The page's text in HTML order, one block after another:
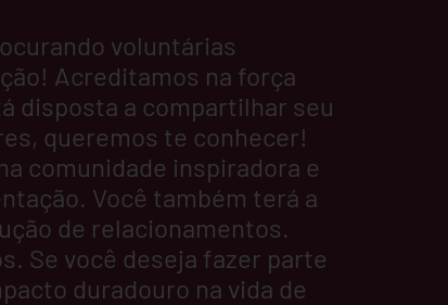
voluntárias
Acreditamos na força
disposta a compartilhar seu
queremos te conhecer!
comunidade inspiradora e
Você também terá a
de relacionamentos.
Se você deseja fazer parte
duradouro na vida de